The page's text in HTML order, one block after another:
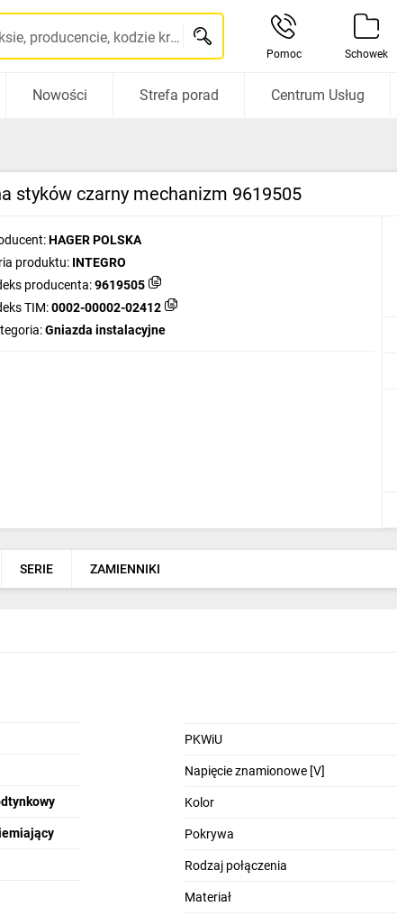
Szukaj po nazwie, indeksie, producencie, kodzie kreskowym...
Pomoc Schowek
Nowości Strefa porad Centrum Usług
styków czarny mechanizm 9619505
HAGER POLSKA
produktu: INTEGRO
producenta:9619505
TIM:0002-00002-02412
Gniazda instalacyjne
SERIE ZAMIENNIKI
PKWiU
Napięcie znamionowe [V]
Kolor
Pokrywa
Rodzaj połączenia
Materiał